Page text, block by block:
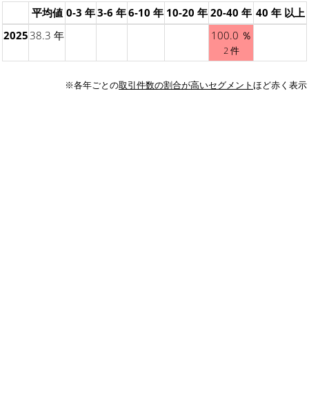
平均値 0-3 年3-6 年6-10 年 10-20 年 20-40 年 40 年 以上
2025 38.3 年 100.0 ％
2 件
※各年ごとの取引件数の割合が高いセグメントほど赤く表示